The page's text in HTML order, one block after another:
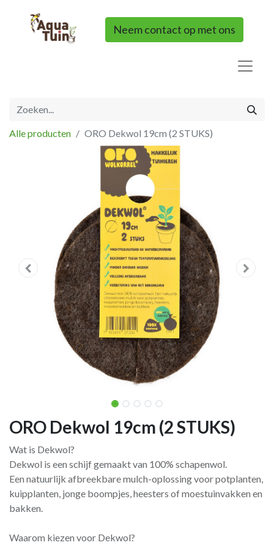
Neem contact op met ons
Alle producten ORO Dekwol 19cm (2 STUKS)
ORO Dekwol 19cm (2 STUKS)
Wat is Dekwol?
Dekwol is een schijf gemaakt van 100% schapenwol.
Een natuurlijk afbreekbare mulch-oplossing voor potplanten,
kuipplanten, jonge boompjes, heesters of moestuinvakken en
bakken.
Waarom kiezen voor Dekwol?